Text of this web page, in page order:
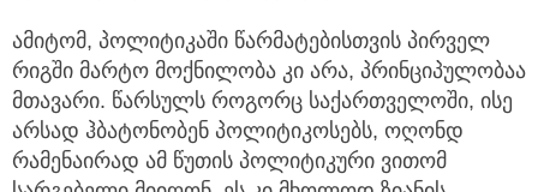
ამიტომ, პოლიტიკაში წარმატებისთვის პირველ
რიგში მარტო მოქნილობა კი არა, პრინციპულობაა
მთავარი. წარსულს როგორც საქართველოში, ისე
არსად ჰბატონობენ პოლიტიკოსებს, ოღონდ
რამენაირად ამ წუთის პოლიტიკური ვითომ